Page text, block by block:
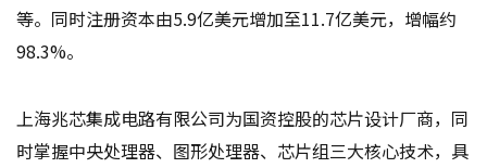
等。同时注册资本由5.9亿美元增加至11.7亿美元，增幅约
98.3%。
上海兆芯集成电路有限公司为国资控股的芯片设计厂商，同
时掌握中央处理器、图形处理器、芯片组三大核心技术，具